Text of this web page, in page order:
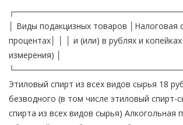
│ Виды подакцизных товаров │Налоговая
процентах│ │ │ и (или) в рублях и
измерения) │
Этиловый спирт из всех видов сырья 18
безводного (в том числе этиловый спирт-
спирта из всех видов сырья) Алкогольная